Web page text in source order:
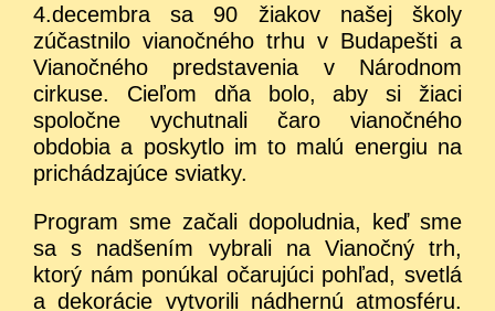
4.decembra sa 90 žiakov našej školy
zúčastnilo vianočného trhu v Budapešti a
Vianočného predstavenia v Národnom
cirkuse. Cieľom dňa bolo, aby si žiaci
spoločne vychutnali čaro vianočného
obdobia a poskytlo im to malú energiu na
prichádzajúce sviatky.
Program sme začali dopoludnia, keď sme
sa s nadšením vybrali na Vianočný trh,
ktorý nám ponúkal očarujúci pohľad, svetlá
a dekorácie vytvorili nádhernú atmosféru.